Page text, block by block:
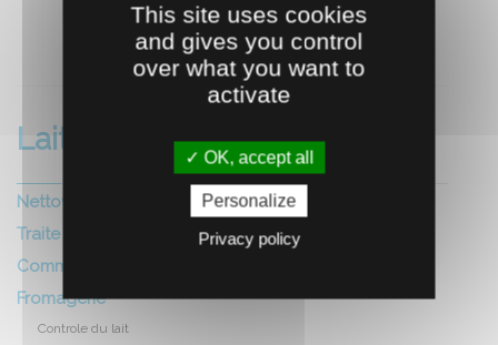
RECOMMANDEZ CE PRODUIT À UN AMI
Laiterie fromagerie
Nettoyage et hygiene local
Traite
Commercialisation
Fromagerie
Controle du lait
This site uses cookies
and gives you control
over what you want to
activate
OK, accept all
Personalize
Privacy policy